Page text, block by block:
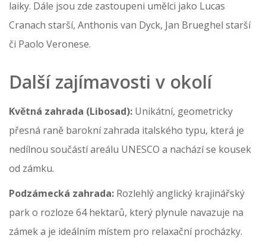
laiky. Dále jsou zde zastoupeni umělci jako Lucas
Cranach starší, Anthonis van Dyck, Jan Brueghel starší
či Paolo Veronese.
Další zajímavosti v okolí
Květná zahrada (Libosad): Unikátní, geometricky
přesná raně barokní zahrada italského typu, která je
nedílnou součástí areálu UNESCO a nachází se kousek
od zámku.
Podzámecká zahrada: Rozlehlý anglický krajinářský
park o rozloze 64 hektarů, který plynule navazuje na
zámek a je ideálním místem pro relaxační procházky.